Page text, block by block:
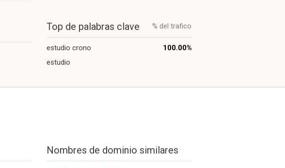
Top de palabras clave % del trafico
estudio crono
100.00%
estudio
Nombres de dominio similares